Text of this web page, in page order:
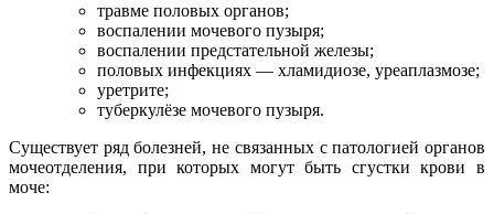
травме половых органов;
воспалении мочевого пузыря;
воспалении предстательной железы;
половых инфекциях — хламидиозе, уреаплазмозе;
уретрите;
туберкулёзе мочевого пузыря.
Существует ряд болезней, не связанных с патологией органов
мочеотделения, при которых могут быть сгустки крови в
моче: